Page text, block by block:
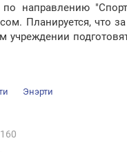
направлению
Планируется, что
учреждении
Энэрти
160